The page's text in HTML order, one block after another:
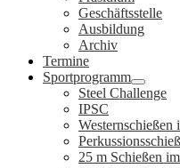
Geschäftsstelle
Ausbildung
Archiv
Termine
Sportprogramm
Steel Challenge
IPSC
25 m Schießen